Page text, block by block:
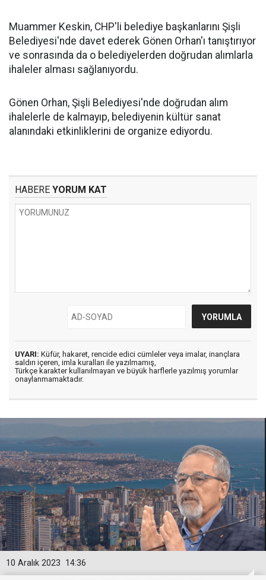
Muammer Keskin, CHP'li belediye başkanlarını Şişli
Belediyesi'nde davet ederek Gönen Orhan'ı tanıştırıyor
ve sonrasında da o belediyelerden doğrudan alımlarla
ihaleler alması sağlanıyordu.
Gönen Orhan, Şişli Belediyesi'nde doğrudan alım
ihalelerle de kalmayıp, belediyenin kültür sanat
alanındaki etkinliklerini de organize ediyordu.
HABERE YORUM KAT
UYARI: Küfür, hakaret, rencide edici cümleler veya imalar, inançlara
saldırı içeren, imla kuralları ile yazılmamış,
Türkçe karakter kullanılmayan ve büyük harflerle yazılmış yorumlar
onaylanmamaktadır.
14:36
10 Aralık 2023